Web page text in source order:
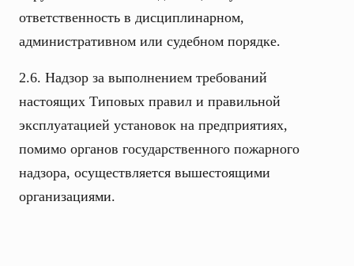
ответственность в дисциплинарном,
административном или судебном порядке.
2.6. Надзор за выполнением требований
настоящих Типовых правил и правильной
эксплуатацией установок на предприятиях,
помимо органов государственного пожарного
надзора, осуществляется вышестоящими
организациями.